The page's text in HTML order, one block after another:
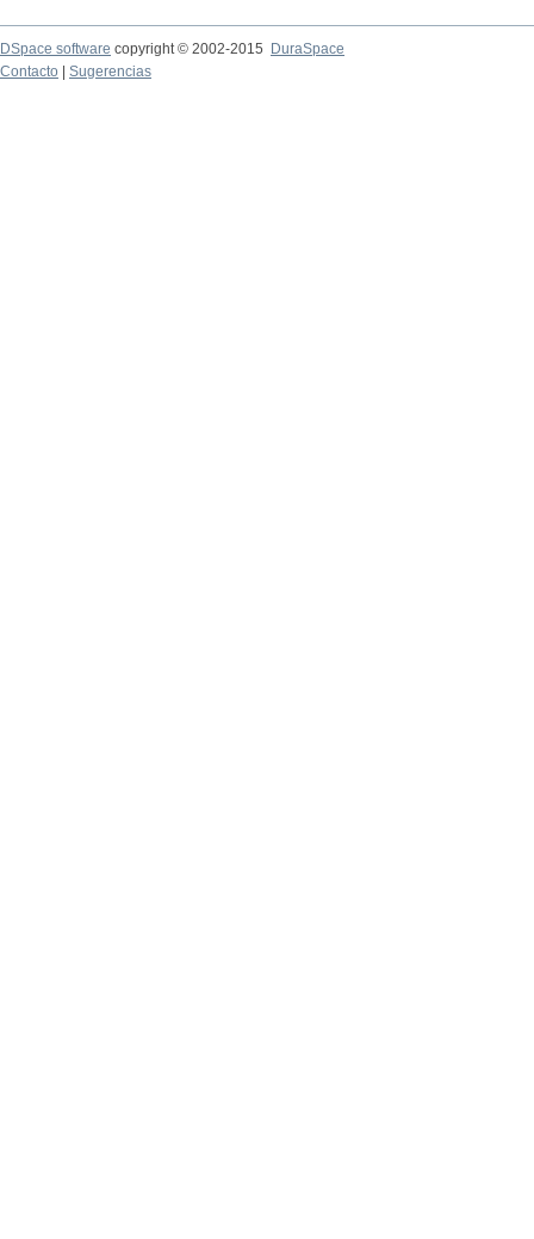
DSpace software copyright © 2002-2015
DuraSpace
Contacto
Sugerencias